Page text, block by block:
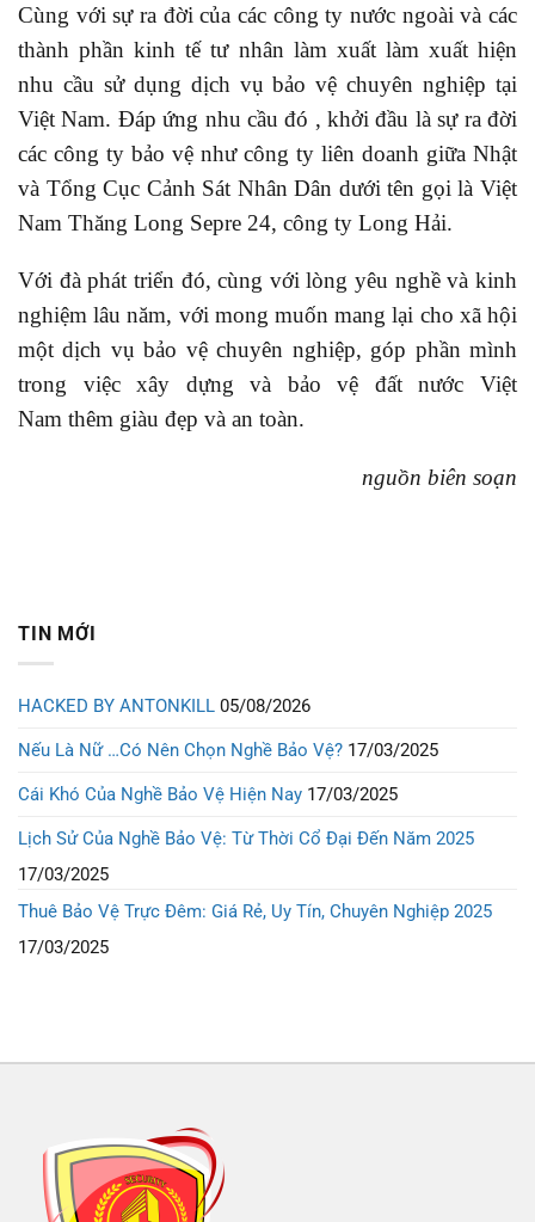
Cùng với sự ra đời của các công ty nước ngoài và các
thành phần kinh tế tư nhân làm xuất làm xuất hiện
nhu cầu sử dụng dịch vụ bảo vệ chuyên nghiệp tại
Việt Nam. Đáp ứng nhu cầu đó , khởi đầu là sự ra đời
các công ty bảo vệ như công ty liên doanh giữa Nhật
và Tổng Cục Cảnh Sát Nhân Dân dưới tên gọi là Việt
Nam Thăng Long Sepre 24, công ty Long Hải.
Với đà phát triển đó, cùng với lòng yêu nghề và kinh
nghiệm lâu năm, với mong muốn mang lại cho xã hội
một dịch vụ bảo vệ chuyên nghiệp, góp phần mình
trong việc xây dựng và bảo vệ đất nước Việt
Nam thêm giàu đẹp và an toàn.
nguồn biên soạn
TIN MỚI
HACKED BY ANTONKILL 05/08/2026
Nếu Là Nữ …Có Nên Chọn Nghề Bảo Vệ? 17/03/2025
Cái Khó Của Nghề Bảo Vệ Hiện Nay 17/03/2025
Lịch Sử Của Nghề Bảo Vệ: Từ Thời Cổ Đại Đến Năm 2025
17/03/2025
Thuê Bảo Vệ Trực Đêm: Giá Rẻ, Uy Tín, Chuyên Nghiệp 2025
17/03/2025